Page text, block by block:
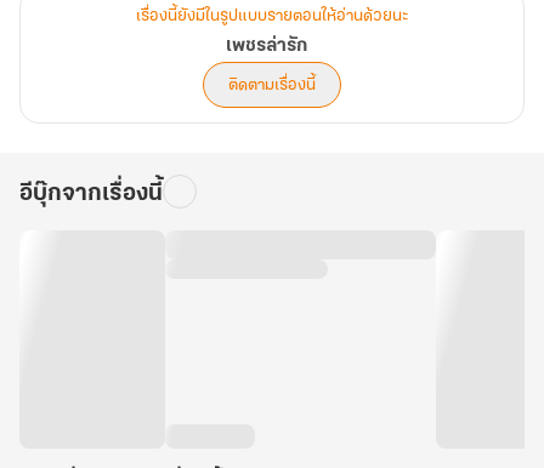
เรื่องนี้ยังมีในรูปแบบรายตอนให้อ่านด้วยนะ
เพชรล่ารัก
ติดตามเรื่องนี้
อีบุ๊กจากเรื่องนี้